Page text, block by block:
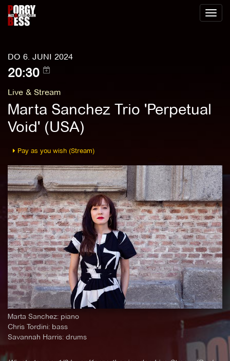
Toggle
DO 6. JUNI 2024
20:30
Live & Stream
Marta Sanchez Trio 'Perpetual
Void' (USA)
Pay as you wish (Stream)
Marta Sanchez: piano
Chris Tordini: bass
Savannah Harris: drums